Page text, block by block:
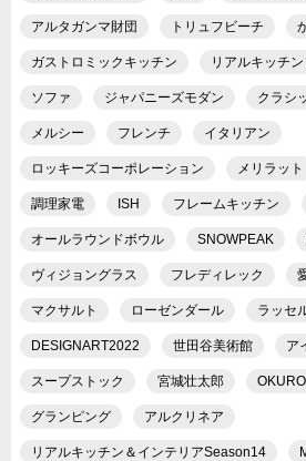
アルタガンマ財団 トリュフビーチ
ガストロミックキッチン リアルキッチ
ソファ ジャパニーズモダン クラシ
メルシー フレンチ イタリアン
ロッキーズコーポレーション メリラット
調理家電 ISH フレームキッチン
オールラウンドボウル SNOWPEAK
ヴィジョングラス フレディレック
マクサルト ローゼンダール ラッセ
DESIGNART2022 世田谷美術館 ア
スープストック 宮城壮太郎
グランピング アルクリネア
リアルキッチン＆インテリアSeason14